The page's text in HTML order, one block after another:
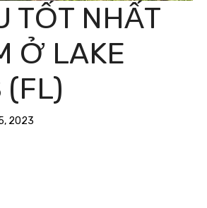
TỐT NHẤT
Ở LAKE
(FL)
2023